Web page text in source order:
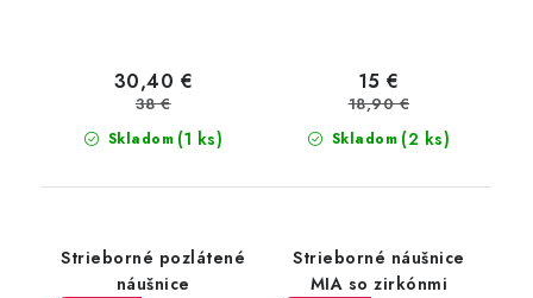
Skladom (1 ks)
30,40 €
38 €
Skladom (2 ks)
15 €
18,90 €
Strieborné pozlátené
náušnice
Strieborné náušnice
MIA so zirkónmi